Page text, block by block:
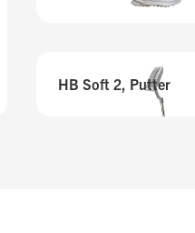
HB Soft 2, Putter